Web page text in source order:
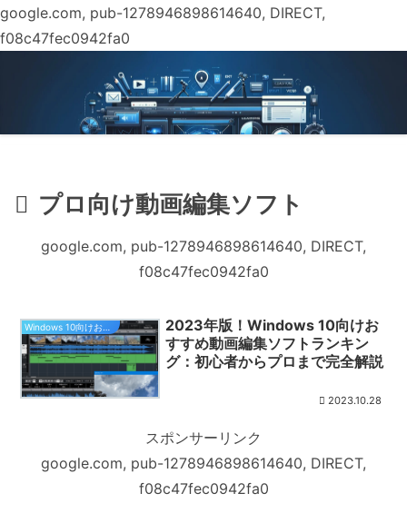
google.com, pub-1278946898614640, DIRECT,
f08c47fec0942fa0
プロ向け動画編集ソフト
google.com, pub-1278946898614640, DIRECT,
f08c47fec0942fa0
Windows 10向けおすすめ動画編集ソフトランキング
2023年版！Windows 10向けお
すすめ動画編集ソフトランキン
グ：初心者からプロまで完全解説
2023.10.28
スポンサーリンク
google.com, pub-1278946898614640, DIRECT,
f08c47fec0942fa0